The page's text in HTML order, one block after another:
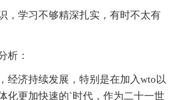
学习不够精深扎实，有时不太有
：
济持续发展，特别是在加入wto以
化更加快速的`时代，作为二十一世